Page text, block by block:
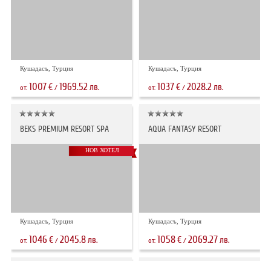
Кушадасъ, Турция
от: 1007€/ 1969.52лв.
Кушадасъ, Турция
от: 1037€ /2028.2лв.
BEKS PREMIUM RESORT SPA
НОВ ХОТЕЛ
Кушадасъ, Турция
от: 1046€/ 2045.8лв.
AQUA FANTASY RESORT
Кушадасъ, Турция
от: 1058€ /2069.27лв.